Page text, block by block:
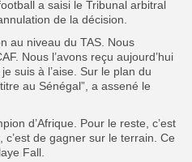
a saisi le Tribunal arbitral
de la décision.
au niveau du TAS. Nous
Nous l’avons reçu aujourd’hui
suis à l’aise. Sur le plan du
au Sénégal”, a assené le
d’Afrique. Pour le reste, c’est
de gagner sur le terrain. Ce
Fall.